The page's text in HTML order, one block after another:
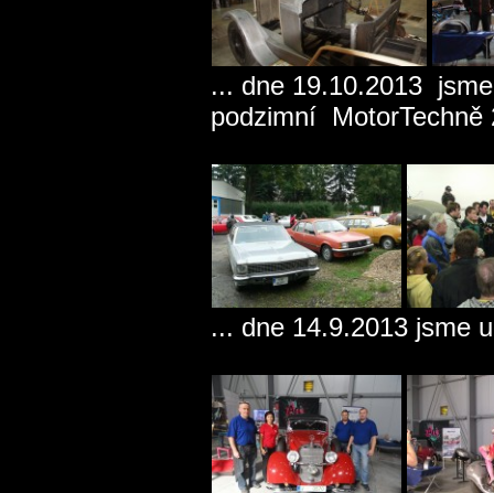
... dne 19.10.2013
podzimní
... dne 14.9.2013 jsme